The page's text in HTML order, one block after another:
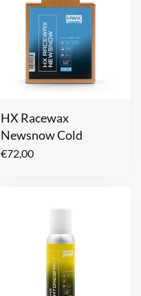
HX Racewax
Newsnow Cold
€72,00